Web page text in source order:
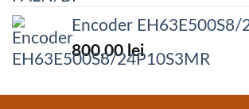
Encoder EH63E500S8/
800,00 lei